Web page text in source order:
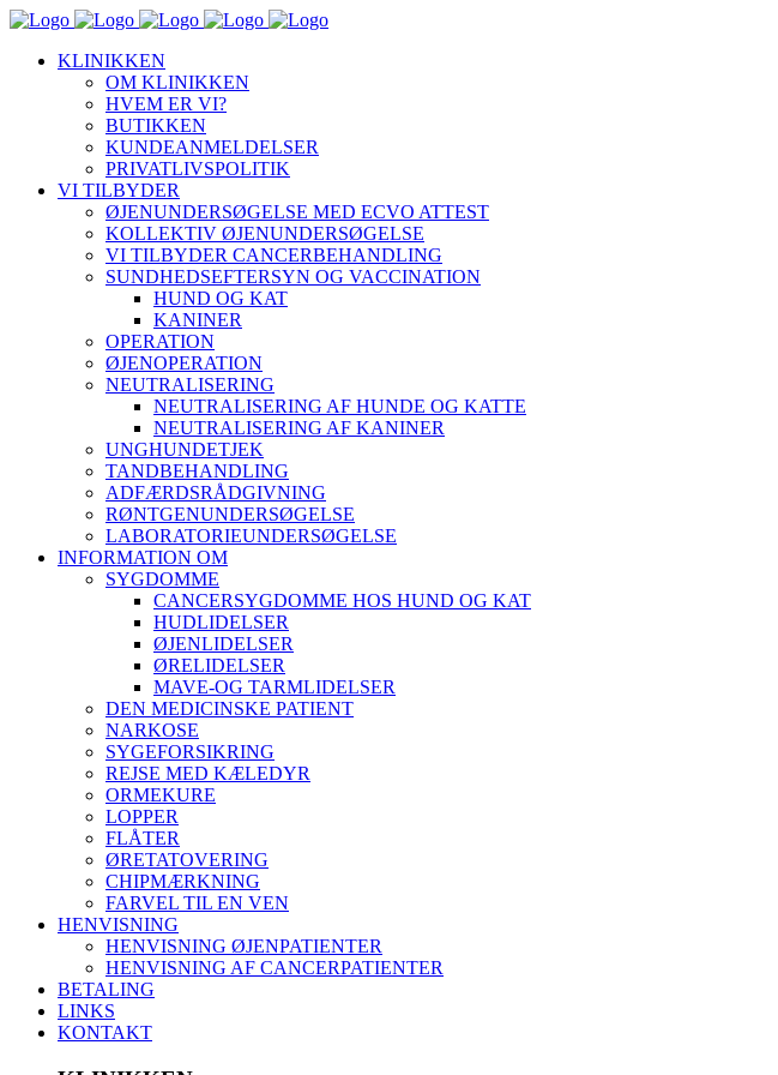
KLINIKKEN
OM KLINIKKEN
HVEM ER VI?
BUTIKKEN
KUNDEANMELDELSER
PRIVATLIVSPOLITIK
VI TILBYDER
ØJENUNDERSØGELSE MED ECVO ATTEST
KOLLEKTIV ØJENUNDERSØGELSE
VI TILBYDER CANCERBEHANDLING
SUNDHEDSEFTERSYN OG VACCINATION
HUND OG KAT
KANINER
OPERATION
ØJENOPERATION
NEUTRALISERING
NEUTRALISERING AF HUNDE OG KATTE
NEUTRALISERING AF KANINER
UNGHUNDETJEK
TANDBEHANDLING
ADFÆRDSRÅDGIVNING
RØNTGENUNDERSØGELSE
LABORATORIEUNDERSØGELSE
INFORMATION OM
SYGDOMME
CANCERSYGDOMME HOS HUND OG KAT
HUDLIDELSER
ØJENLIDELSER
ØRELIDELSER
MAVE-OG TARMLIDELSER
DEN MEDICINSKE PATIENT
NARKOSE
SYGEFORSIKRING
REJSE MED KÆLEDYR
ORMEKURE
LOPPER
FLÅTER
ØRETATOVERING
CHIPMÆRKNING
FARVEL TIL EN VEN
HENVISNING
HENVISNING ØJENPATIENTER
HENVISNING AF CANCERPATIENTER
BETALING
LINKS
KONTAKT